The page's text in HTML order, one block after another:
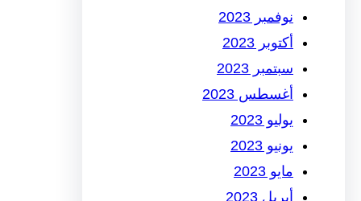
نوفمبر 2023
أكتوبر 2023
سبتمبر 2023
أغسطس 2023
يوليو 2023
يونيو 2023
مايو 2023
أبريل 2023